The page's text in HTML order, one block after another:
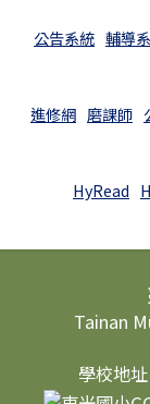
公告系統 輔導
進修網 磨課師
HyRead
頁尾區域
Tainan
學校地